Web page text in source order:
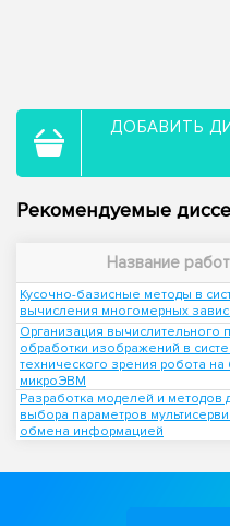
ДОБАВИТЬ
Рекомендуемые
Название
Кусочно-базисные методы в
вычисления многомерных
Организация вычислительного
обработки изображений в
технического зрения робота на
микроЭВМ
Разработка моделей и методов
выбора параметров
обмена информацией